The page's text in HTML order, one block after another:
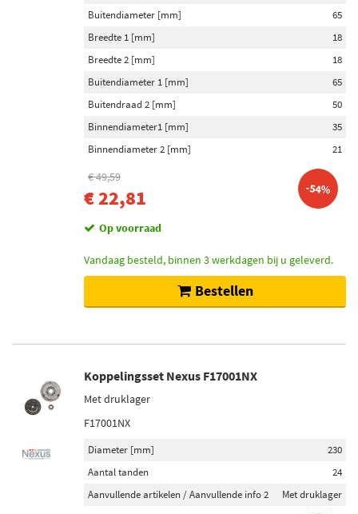
Buitendiameter [mm]
65
Breedte 1 [mm]
18
Breedte 2 [mm]
18
Buitendiameter 1 [mm]
65
Buitendraad 2 [mm]
50
Binnendiameter1 [mm]
35
Binnendiameter 2 [mm]
21
€ 49,59
€ 22,81 -54%
Op voorraad
Vandaag besteld, binnen 3 werkdagen bij u geleverd.
Bestellen
Koppelingsset Nexus F17001NX
Met druklager
F17001NX
Diameter [mm]
230
Aantal tanden
24
Aanvullende artikelen / Aanvullende info 2
Met druklager